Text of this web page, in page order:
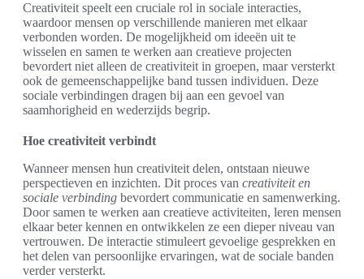
Creativiteit speelt een cruciale rol in sociale interacties,
waardoor mensen op verschillende manieren met elkaar
verbonden worden. De mogelijkheid om ideeën uit te
wisselen en samen te werken aan creatieve projecten
bevordert niet alleen de creativiteit in groepen, maar versterkt
ook de gemeenschappelijke band tussen individuen. Deze
sociale verbindingen dragen bij aan een gevoel van
saamhorigheid en wederzijds begrip.
Hoe creativiteit verbindt
Wanneer mensen hun creativiteit delen, ontstaan nieuwe
perspectieven en inzichten. Dit proces van creativiteit en
sociale verbinding bevordert communicatie en samenwerking.
Door samen te werken aan creatieve activiteiten, leren mensen
elkaar beter kennen en ontwikkelen ze een dieper niveau van
vertrouwen. De interactie stimuleert gevoelige gesprekken en
het delen van persoonlijke ervaringen, wat de sociale banden
verder versterkt.